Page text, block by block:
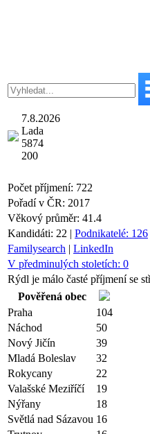
7.8.2026
Lada
5874
200
Počet příjmení: 722
Pořadí v ČR: 2017
Věkový průměr: 41.4
Kandidáti: 22 | Podnikatelé: 126
Familysearch | LinkedIn
V předminulých stoletích: 0
Rýdl je málo časté příjmení se
Pověřená obec
Praha
104
Náchod
50
Nový Jičín
39
Mladá Boleslav
32
Rokycany
22
Valašské Meziříčí
19
Nýřany
18
Světlá nad Sázavou 16